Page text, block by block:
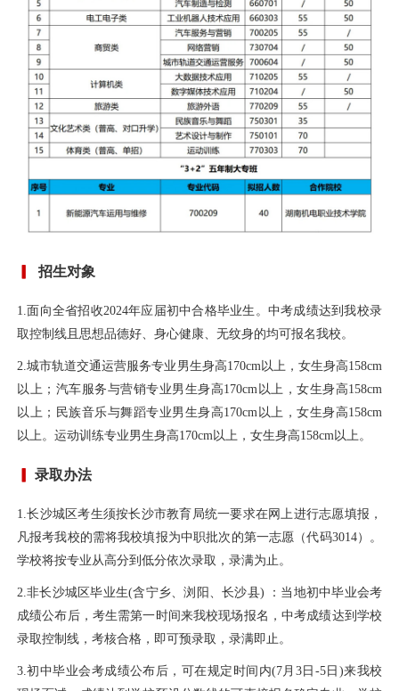
招生对象
1.面向全省招收2024年应届初中合格毕业生。中考成绩达到我校录
取控制线且思想品德好、身心健康、无纹身的均可报名我校。
2.城市轨道交通运营服务专业男生身高170cm以上，女生身高158cm
以上；汽车服务与营销专业男生身高170cm以上，女生身高158cm
以上；民族音乐与舞蹈专业男生身高170cm以上，女生身高158cm
以上。运动训练专业男生身高170cm以上，女生身高158cm以上。
录取办法
1.长沙城区考生须按长沙市教育局统一要求在网上进行志愿填报，
凡报考我校的需将我校填报为中职批次的第一志愿（代码3014）。
学校将按专业从高分到低分依次录取，录满为止。
2.非长沙城区毕业生(含宁乡、浏阳、长沙县) ：当地初中毕业会考
成绩公布后，考生需第一时间来我校现场报名，中考成绩达到学校
录取控制线，考核合格，即可预录取，录满即止。
3.初中毕业会考成绩公布后，可在规定时间内(7月3日-5日)来我校